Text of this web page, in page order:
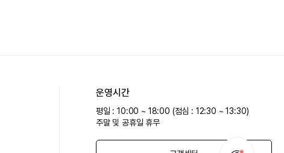
운영시간
평일 : 10:00 ~ 18:00 (점심 : 12:30 ~ 13:30)
주말 및 공휴일 휴무